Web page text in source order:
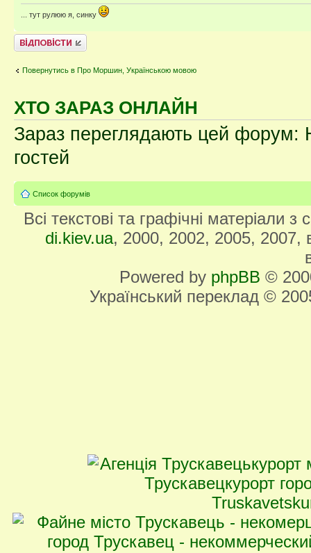
... тут рулюю я, синку
Відповісти
Повернутись в Про Моршин, Українською мовою
ХТО ЗАРАЗ ОНЛАЙН
Зараз переглядають цей форум:
гостей
Список форумів
Всі текстові та графічні матеріали
di.kiev.ua, 2000, 2002, 2005, 2007,
Powered by phpBB ©
Український переклад ©